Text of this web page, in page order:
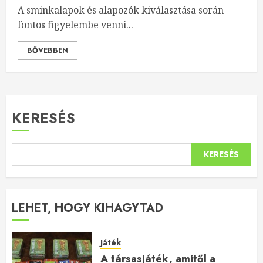
A sminkalapok és alapozók kiválasztása során
fontos figyelembe venni...
BŐVEBBEN
KERESÉS
KERESÉS
LEHET, HOGY KIHAGYTAD
Játék
A társasjáték, amitől a